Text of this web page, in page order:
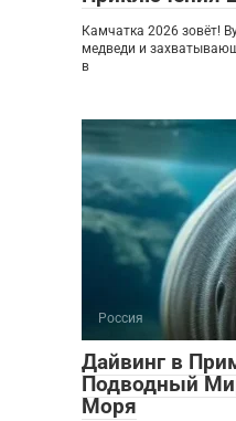
Камчатка 2026 зовёт!
медведи и
в
Россия
Дайвинг в
Подводный
Моря